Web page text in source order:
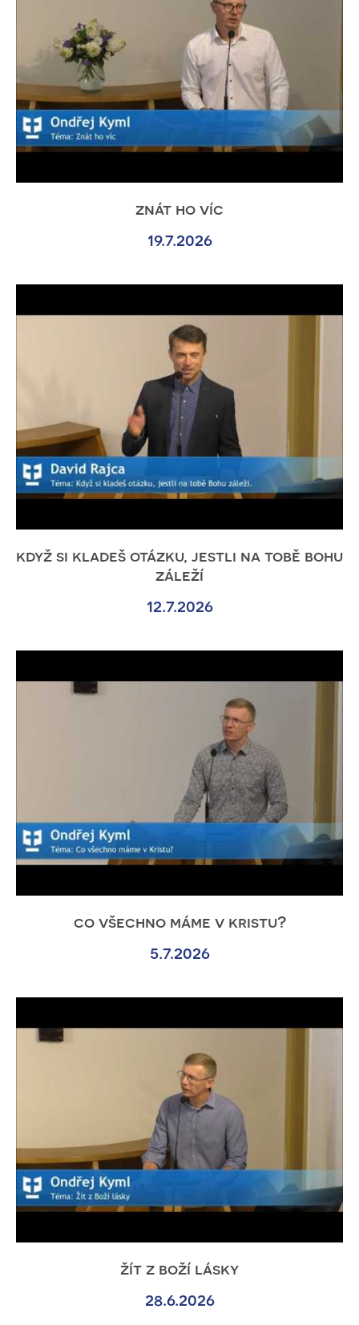
znát ho víc
19.7.2026
když si kladeš otázku, jestli na tobě bohu
záleží
12.7.2026
co všechno máme v kristu?
5.7.2026
žít z boží lásky
28.6.2026